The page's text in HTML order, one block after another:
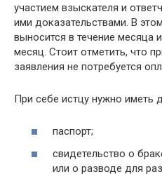
участием взыскателя и
ими доказательствами. В
выносится в течение месяца
месяц. Стоит отметить, что
заявления не потребуется
При себе истцу нужно иметь
паспорт;
свидетельство о
или о разводе для